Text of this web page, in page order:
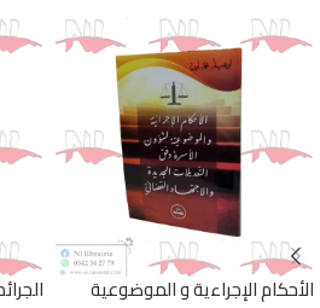
الأحكام الإجراءية و الموضوعية